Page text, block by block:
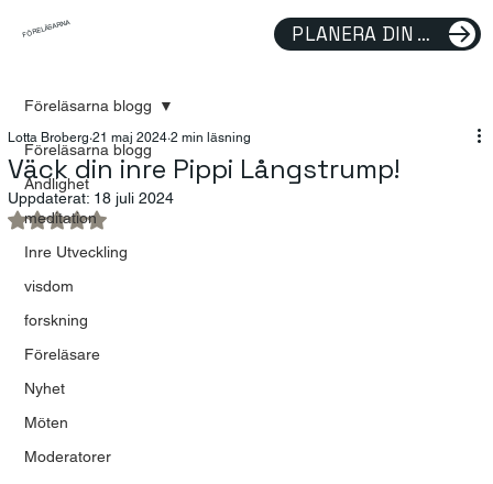
FÖRELÄSARNA PLANERA DIN FÖRELÄSNING
Föreläsarna blogg
Andlighet
meditation
Inre Utveckling
visdom
forskning
Föreläsare
Nyhet
Möten
Moderatorer
Föreläsarna blogg
Väck din inre Pippi Långstrump!
Lotta Broberg 21 maj 2024 2 min läsning
Uppdaterat: 18 juli 2024
Betygsatt till NaN av 5 stjärnor.